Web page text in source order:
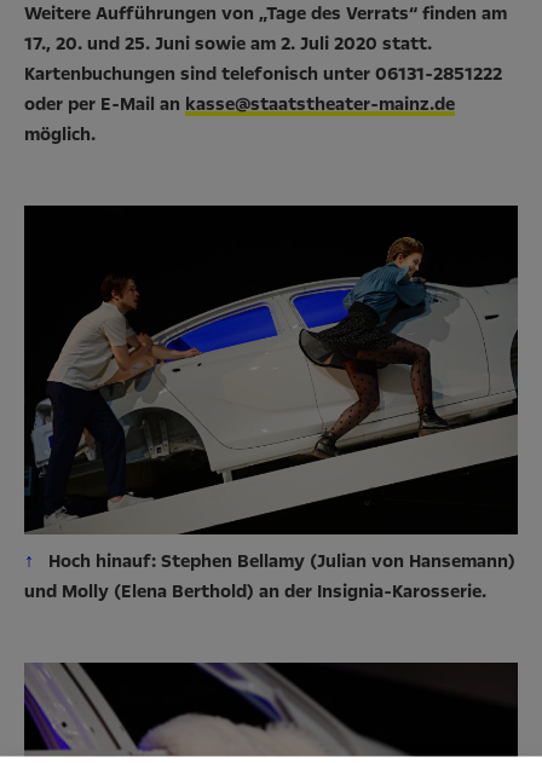
Weitere Aufführungen von „Tage des Verrats“ finden am
17., 20. und 25. Juni sowie am 2. Juli 2020 statt.
Kartenbuchungen sind telefonisch unter 06131-2851222
oder per E-Mail an kasse@staatstheater-mainz.de
möglich.
↑
Hoch hinauf: Stephen Bellamy (Julian von Hansemann)
und Molly (Elena Berthold) an der Insignia-Karosserie.